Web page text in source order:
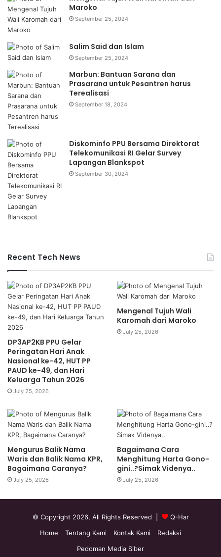
Maroko
September 25, 2024
Salim Said dan Islam
September 25, 2024
Marbun: Bantuan Sarana dan
Prasarana untuk Pesantren harus
Terealisasi
September 18, 2024
Diskominfo PPU Bersama Direktorat
Telekomunikasi RI Gelar Survey
Lapangan Blankspot
September 30, 2024
Recent Tech News
DP3AP2KB PPU Gelar
Peringatan Hari Anak
Nasional ke-42, HUT PP
PAUD ke-49, dan Hari
Keluarga Tahun 2026
July 25, 2026
Mengenal Tujuh Wali
Karomah dari Maroko
July 25, 2026
Mengurus Balik Nama
Waris dan Balik Nama KPR,
Bagaimana Caranya?
July 25, 2026
Bagaimana Cara
Menghitung Harta Gono-
gini..?Simak Videnya..
July 25, 2026
© Copyright 2026, All Rights Reserved |
Q-Har
Home
Tentang Kami Kontak Kami
Redaksi
Pedoman Media Siber